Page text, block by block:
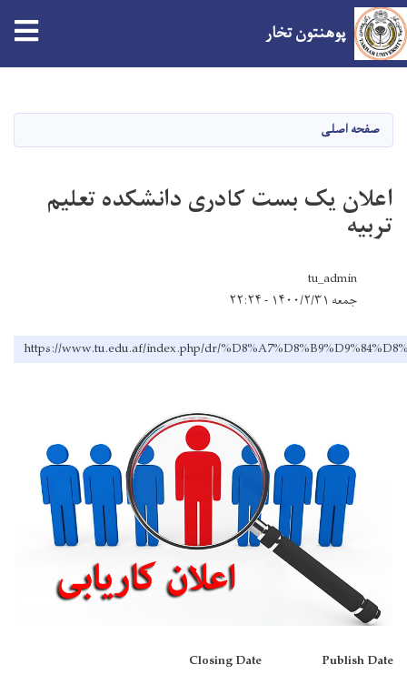
content
پوهنتون تخار
صفحه اصلی
اعلان یک بست کادری دانشکده تعلیم
تربیه
tu_admin
جمعه ۱۴۰۰/۲/۳۱ - ۲۲:۲۴
https://www.tu.edu.af/index.php/dr/
Publish Date
Closing Date